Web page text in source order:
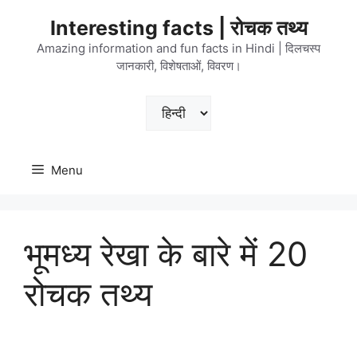
content
Interesting facts | रोचक तथ्य
Amazing information and fun facts in Hindi | दिलचस्प
जानकारी, विशेषताओं, विवरण।
Choose
Menu
भूमध्य रेखा के बारे में 20
रोचक तथ्य